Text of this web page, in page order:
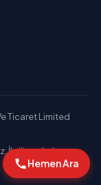
Ticaret Limited
İlgili markaların
Hemen Ara